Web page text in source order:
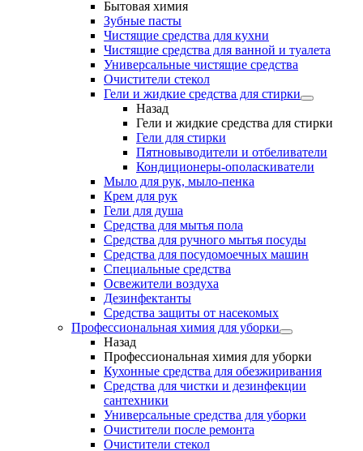
Бытовая химия
Зубные пасты
Чистящие средства для кухни
Чистящие средства для ванной и туалета
Универсальные чистящие средства
Очистители стекол
Гели и жидкие средства для стирки
Назад
Гели и жидкие средства для стирки
Гели для стирки
Пятновыводители и отбеливатели
Кондиционеры-ополаскиватели
Мыло для рук, мыло-пенка
Крем для рук
Гели для душа
Средства для мытья пола
Средства для ручного мытья посуды
Средства для посудомоечных машин
Специальные средства
Освежители воздуха
Дезинфектанты
Средства защиты от насекомых
Профессиональная химия для уборки
Назад
Профессиональная химия для уборки
Кухонные средства для обезжиривания
Средства для чистки и дезинфекции
сантехники
Универсальные средства для уборки
Очистители после ремонта
Очистители стекол